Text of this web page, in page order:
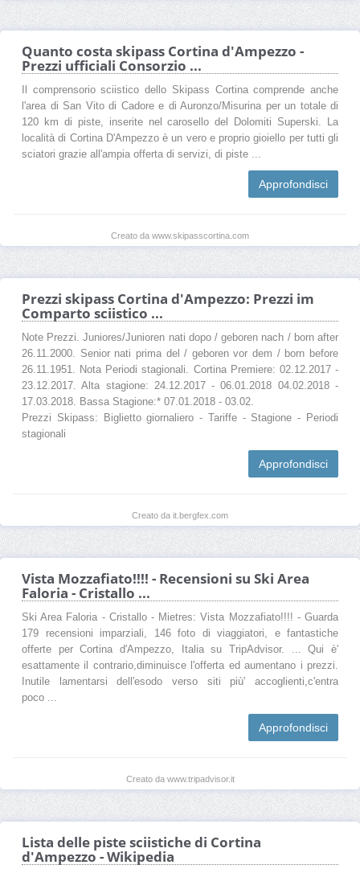
Quanto costa skipass Cortina d'Ampezzo -
Prezzi ufficiali Consorzio ...
Il comprensorio sciistico dello Skipass Cortina comprende anche
l'area di San Vito di Cadore e di Auronzo/Misurina per un totale di
120 km di piste, inserite nel carosello del Dolomiti Superski. La
località di Cortina D'Ampezzo è un vero e proprio gioiello per tutti gli
sciatori grazie all'ampia offerta di servizi, di piste ...
Approfondisci
Creato da www.skipasscortina.com
Prezzi skipass Cortina d'Ampezzo: Prezzi im
Comparto sciistico ...
Note Prezzi. Juniores/Junioren nati dopo / geboren nach / born after
26.11.2000. Senior nati prima del / geboren vor dem / born before
26.11.1951. Nota Periodi stagionali. Cortina Premiere: 02.12.2017 -
23.12.2017. Alta stagione: 24.12.2017 - 06.01.2018 04.02.2018 -
17.03.2018. Bassa Stagione:* 07.01.2018 - 03.02.
Prezzi Skipass: Biglietto giornaliero - Tariffe - Stagione - Periodi
stagionali
Approfondisci
Creato da it.bergfex.com
Vista Mozzafiato!!!! - Recensioni su Ski Area
Faloria - Cristallo ...
Ski Area Faloria - Cristallo - Mietres: Vista Mozzafiato!!!! - Guarda
179 recensioni imparziali, 146 foto di viaggiatori, e fantastiche
offerte per Cortina d'Ampezzo, Italia su TripAdvisor. ... Qui è'
esattamente il contrario,diminuisce l'offerta ed aumentano i prezzi.
Inutile lamentarsi dell'esodo verso siti più' accoglienti,c'entra
poco ...
Approfondisci
Creato da www.tripadvisor.it
Lista delle piste sciistiche di Cortina
d'Ampezzo - Wikipedia